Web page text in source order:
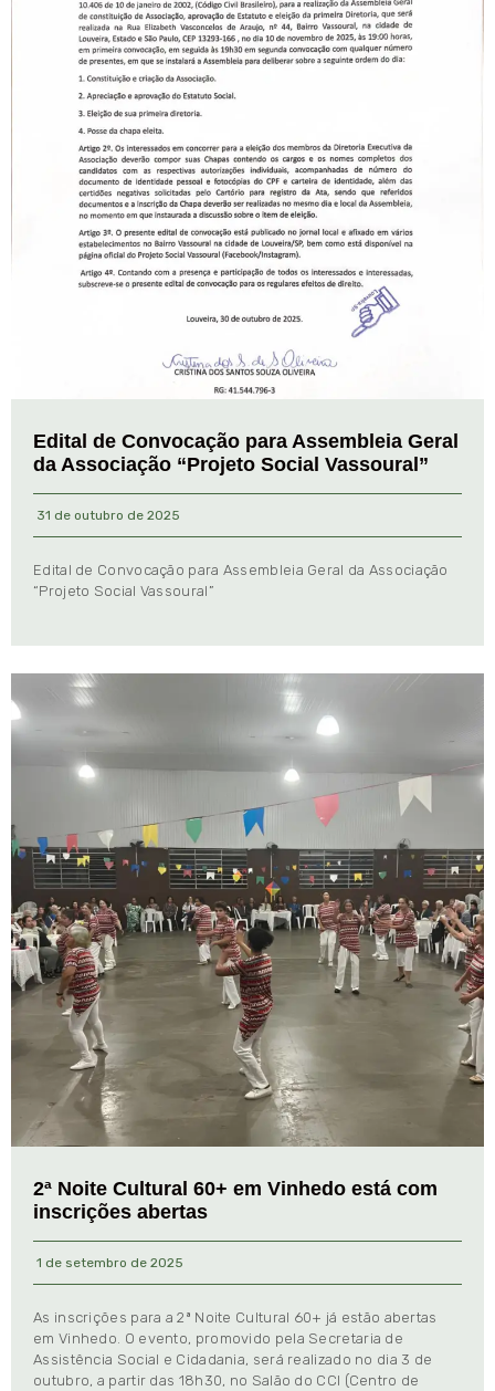
Edital de Convocação para Assembleia Geral
da Associação “Projeto Social Vassoural”
31 de outubro de 2025
Edital de Convocação para Assembleia Geral da Associação
“Projeto Social Vassoural”
2ª Noite Cultural 60+ em Vinhedo está com
inscrições abertas
1 de setembro de 2025
As inscrições para a 2ª Noite Cultural 60+ já estão abertas
em Vinhedo. O evento, promovido pela Secretaria de
Assistência Social e Cidadania, será realizado no dia 3 de
outubro, a partir das 18h30, no Salão do CCI (Centro de